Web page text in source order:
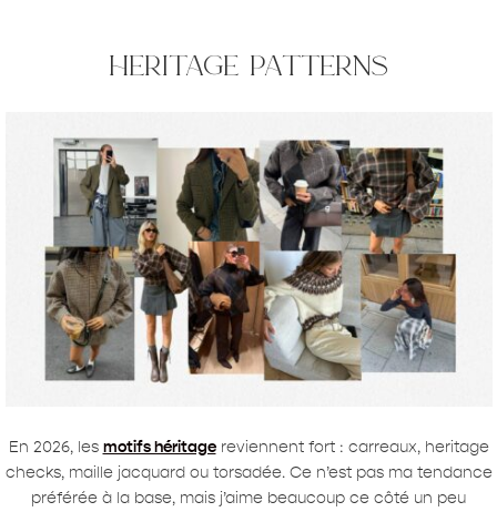
heritage patterns
En 2026, les motifs héritagereviennent fort : carreaux, heritage
checks, maille jacquard ou torsadée. Ce n’est pas ma tendance
préférée à la base, mais j’aime beaucoup ce côté un peu